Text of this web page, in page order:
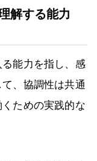
解する能力
能力を指し、感
、協調性は共通
ための実践的な